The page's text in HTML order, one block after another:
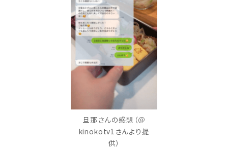
旦那さんの感想（＠
kinokotv1さんより提
供）